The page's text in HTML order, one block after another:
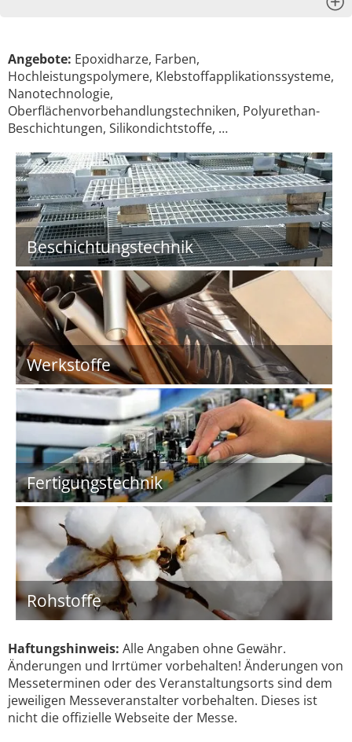
Angebote: Epoxidharze, Farben,
Hochleistungspolymere, Klebstoffapplikationssysteme,
Nanotechnologie,
Oberflächenvorbehandlungstechniken, Polyurethan-
Beschichtungen, Silikondichtstoffe, …
Beschichtungstechnik
Werkstoffe
Fertigungstechnik
Rohstoffe
Haftungshinweis: Alle Angaben ohne Gewähr.
Änderungen und Irrtümer vorbehalten! Änderungen von
Messeterminen oder des Veranstaltungsorts sind dem
jeweiligen Messeveranstalter vorbehalten. Dieses ist
nicht die offizielle Webseite der Messe.